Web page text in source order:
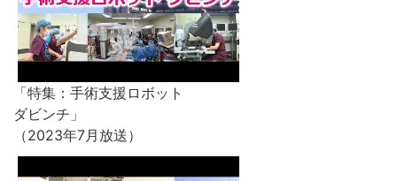
「特集：手術支援ロボット
ダビンチ」
（2023年7月放送）